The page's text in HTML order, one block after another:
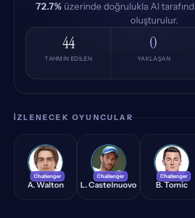
72.7% üzerinde doğrulukla AI
oluşturulur.
44
TAHMIN EDILEN
0
YAKLAŞAN
İZLENECEK OYUNCULAR
AW
Challenger
A. Walton
LC
Challenger
L. Castelnuovo
BT
Challenger
B. Tomic